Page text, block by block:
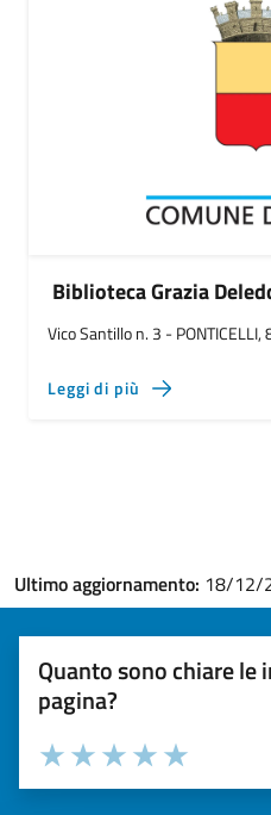
Biblioteca Grazia
Vico Santillo n. 3 - PONTICELLI,
Leggi di più
Ultimo aggiornamento: 18/12/
Quanto sono chiare
pagina?
Valuta la chiarezza delle
Seleziona il numero di
Valuta 5
Valuta 4 stelle
Valuta 3 stelle su 5
Valuta 2 stelle su 5
Valuta 1 stelle su 5